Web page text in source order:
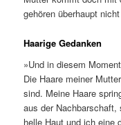
gehören überhaupt
Haarige Gedanken
»Und in diesem
Die Haare meiner
sind. Meine Haare
aus der
helle Haut und ich eine